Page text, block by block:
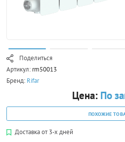
Поделиться
Артикул: rm50013
Бренд: Rifar
Цена: По
ПОХОЖИЕ
Доставка от 3-х дней